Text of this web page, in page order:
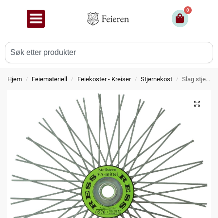
0
Hjem / Feiemateriell / Feiekoster - Kreiser / Stjernekost / Slag stjerne i rustfritt stål til slagsett